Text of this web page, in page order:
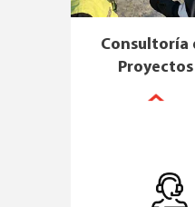
Consultoría
Proyectos